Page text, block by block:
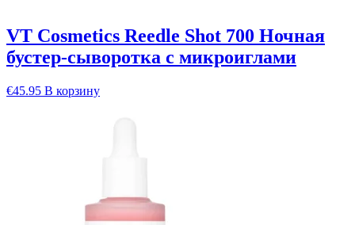
VT Cosmetics Reedle Shot 700 Ночная
бустер-сыворотка с микроиглами
€45.95 В корзину